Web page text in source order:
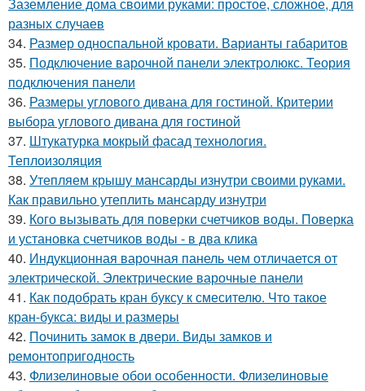
разных случаев
34. Размер односпальной кровати. Варианты габаритов
35. Подключение варочной панели электролюкс. Теория
подключения панели
36. Размеры углового дивана для гостиной. Критерии
выбора углового дивана для гостиной
37. Штукатурка мокрый фасад технология.
Теплоизоляция
38. Утепляем крышу мансарды изнутри своими руками.
Как правильно утеплить мансарду изнутри
39. Кого вызывать для поверки счетчиков воды. Поверка
и установка счетчиков воды - в два клика
40. Индукционная варочная панель чем отличается от
электрической. Электрические варочные панели
41. Как подобрать кран буксу к смесителю. Что такое
кран-букса: виды и размеры
42. Починить замок в двери. Виды замков и
ремонтопригодность
43. Флизелиновые обои особенности. Флизелиновые